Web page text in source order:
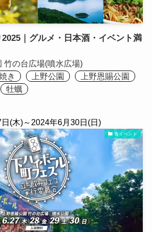
｜グルメ・日本酒・イベント満
竹の台広場(噴水広場)
き 上野公園
上野恩賜公園
牡蠣
(木)～2024年6月30日(日)
食イベント